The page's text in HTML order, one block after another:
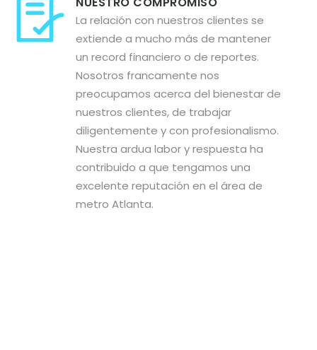
La relación con nuestros clientes se
extiende a mucho más de mantener
un record financiero o de reportes.
Nosotros francamente nos
preocupamos acerca del bienestar de
nuestros clientes, de trabajar
diligentemente y con profesionalismo.
Nuestra ardua labor y respuesta ha
contribuido a que tengamos una
excelente reputación en el área de
metro Atlanta.